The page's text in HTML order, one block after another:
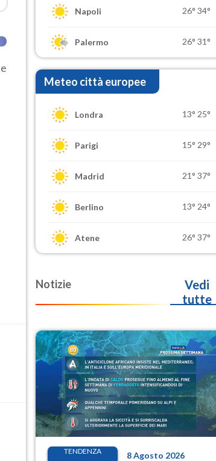
Napoli 26° 34°
Palermo 26° 31°
Meteo città europee
Londra 13° 25°
Parigi 15° 29°
Madrid 21° 37°
Berlino 13° 24°
Atene 26° 37°
Notizie
Vedi
tutte
TENDENZA 8 Agosto 2026